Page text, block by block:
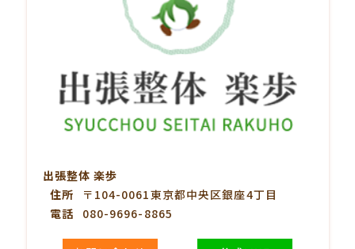
出張整体 楽歩
住所
〒104-0061東京都中央区銀座4丁目
電話
080-9696-8865